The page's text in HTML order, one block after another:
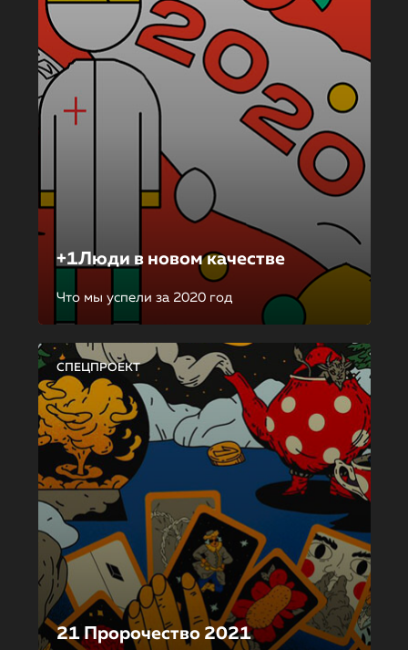
+1Люди в новом качестве
Что мы успели за 2020 год
СПЕЦПРОЕКТ
21 Пророчество 2021